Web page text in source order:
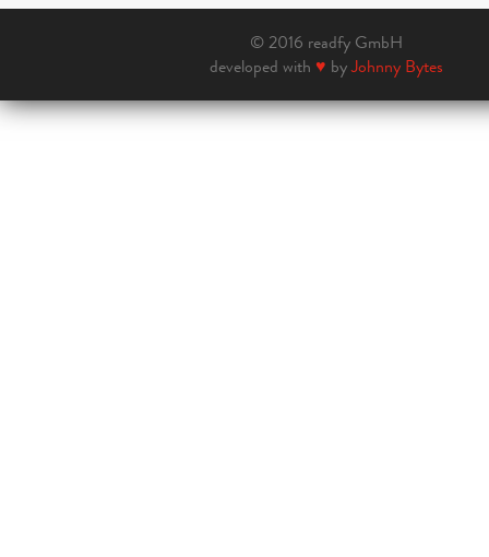
© 2016 readfy GmbH
developed with ♥ byJohnny Bytes